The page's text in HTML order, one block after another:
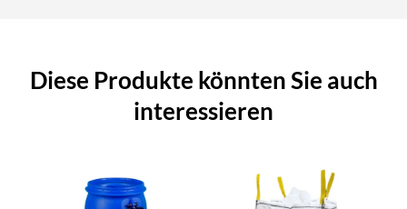
Diese Produkte könnten Sie auch
interessieren